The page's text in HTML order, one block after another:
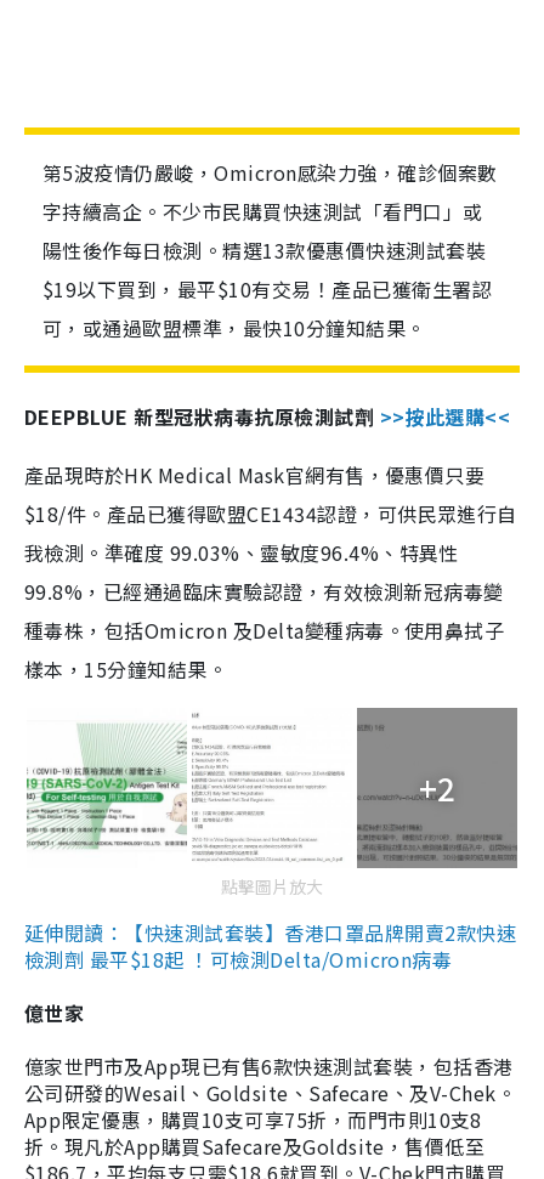
第5波疫情仍嚴峻，Omicron感染力強，確診個案數
字持續高企。不少市民購買快速測試「看門口」或
陽性後作每日檢測。精選13款優惠價快速測試套裝
$19以下買到，最平$10有交易！產品已獲衛生署認
可，或通過歐盟標準，最快10分鐘知結果。
DEEPBLUE 新型冠狀病毒抗原檢測試劑 >>按此選購<<
產品現時於HK Medical Mask官網有售，優惠價只要
$18/件。產品已獲得歐盟CE1434認證，可供民眾進行自
我檢測。準確度 99.03%、靈敏度96.4%、特異性
99.8%，已經通過臨床實驗認證，有效檢測新冠病毒變
種毒株，包括Omicron 及Delta變種病毒。使用鼻拭子
樣本，15分鐘知結果。
+2
點擊圖片放大
延伸閱讀：【快速測試套裝】香港口罩品牌開賣2款快速
檢測劑 最平$18起 ！可檢測Delta/Omicron病毒
億世家
億家世門市及App現已有售6款快速測試套裝，包括香港
公司研發的Wesail、Goldsite、Safecare、及V-Chek。
App限定優惠，購買10支可享75折，而門市則10支8
折。現凡於App購買Safecare及Goldsite，售價低至
$186.7，平均每支只需$18.6就買到。V-Chek門市購買